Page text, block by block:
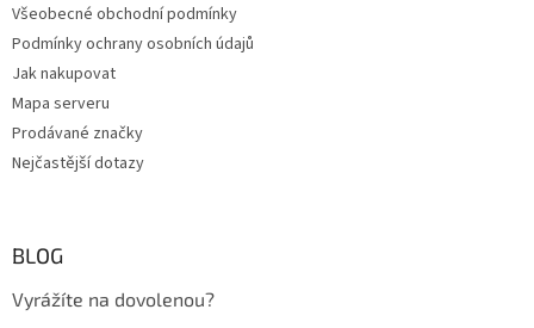
Všeobecné obchodní podmínky
Podmínky ochrany osobních údajů
Jak nakupovat
Mapa serveru
Prodávané značky
Nejčastější dotazy
BLOG
Vyrážíte na dovolenou?